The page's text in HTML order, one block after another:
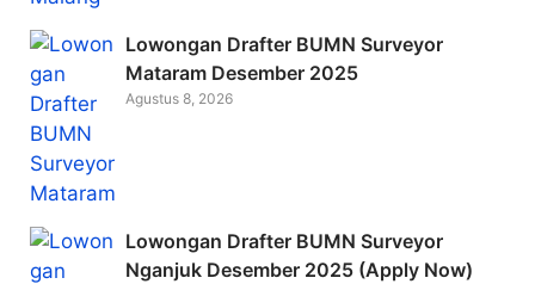
Lowongan Drafter BUMN Surveyor
Mataram Desember 2025
Agustus 8, 2026
Lowongan Drafter BUMN Surveyor
Nganjuk Desember 2025 (Apply Now)